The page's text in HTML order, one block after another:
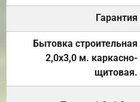
Гарантия
Бытовка строительная
2,0х3,0 м. каркасно-
щитовая.